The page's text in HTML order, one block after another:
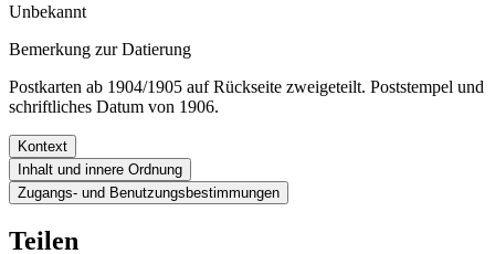
Unbekannt
Bemerkung zur Datierung
Postkarten ab 1904/1905 auf Rückseite zweigeteilt. Poststempel und
schriftliches Datum von 1906.
Kontext
Inhalt und innere Ordnung
Zugangs- und Benutzungsbestimmungen
Teilen